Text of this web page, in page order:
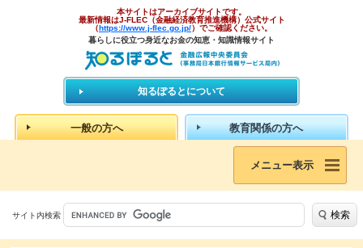
本サイトはアーカイブサイトです。
最新情報はJ-FLEC（金融経済教育推進機構）公式サイト
（https://www.j-flec.go.jp/）でご確認ください。
暮らしに役立つ身近なお金の知恵・知識情報サイト
知るぽるとについて
一般の方へ 教育関係の方へ
メニュー表示
サイト内検索 検索